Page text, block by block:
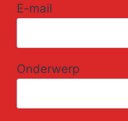
E-mail
Onderwerp